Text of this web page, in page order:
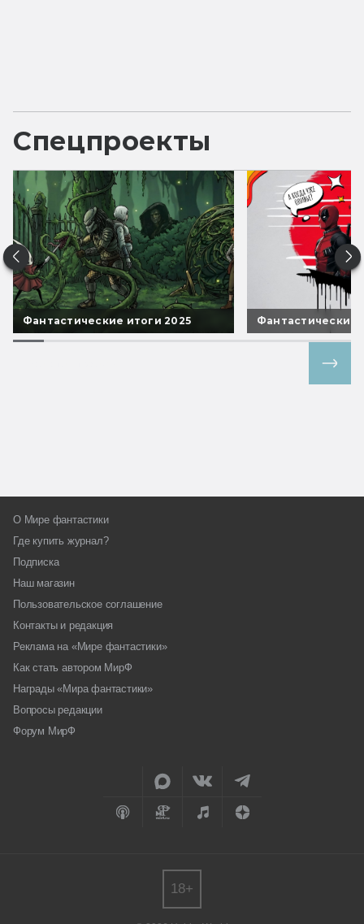
Спецпроекты
Фантастические итоги 2025 Фантастические
О Мире фантастики
Где купить журнал?
Подписка
Наш магазин
Пользовательское соглашение
Контакты и редакция
Реклама на «Мире фантастики»
Как стать автором МирФ
Награды «Мира фантастики»
Вопросы редакции
Форум МирФ
18+